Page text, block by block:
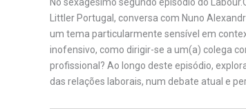
Littler Portugal, conversa com Nuno
um tema particularmente sensível em
inofensivo, como dirigir-se a um(a) colega
profissional? Ao longo deste episódio,
das relações laborais, num debate atual e